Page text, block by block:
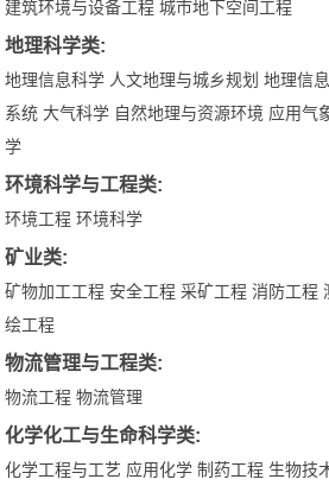
建筑环境与设备工程 城市地下空间工程
地理科学类:
地理信息科学 人文地理与城乡规划 地理信息
系统 大气科学 自然地理与资源环境 应用气
学
环境科学与工程类:
环境工程 环境科学
矿业类:
矿物加工工程 安全工程 采矿工程 消防工程
绘工程
物流管理与工程类:
物流工程 物流管理
化学化工与生命科学类:
化学工程与工艺 应用化学 制药工程 生物技